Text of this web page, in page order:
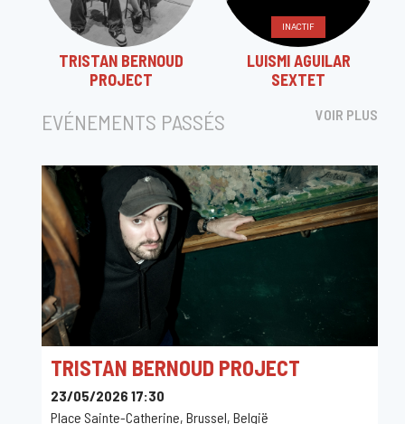
TRISTAN BERNOUD
PROJECT
INACTIF
LUISMI AGUILAR
SEXTET
EVÉNEMENTS PASSÉS VOIR PLUS
TRISTAN BERNOUD PROJECT
23/05/2026 17:30
Place Sainte-Catherine, Brussel, België